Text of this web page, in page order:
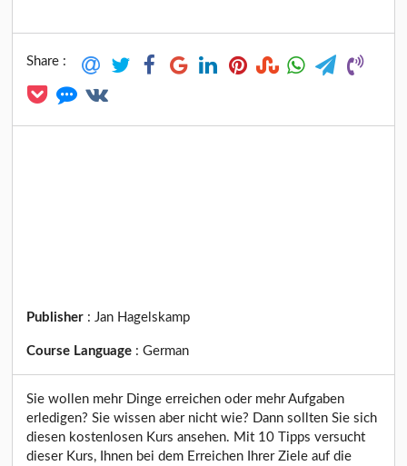
Share :
Publisher :Jan Hagelskamp
Course Language :German
Sie wollen mehr Dinge erreichen oder mehr Aufgaben
erledigen? Sie wissen aber nicht wie? Dann sollten Sie sich
diesen kostenlosen Kurs ansehen. Mit 10 Tipps versucht
dieser Kurs, Ihnen bei dem Erreichen Ihrer Ziele auf die